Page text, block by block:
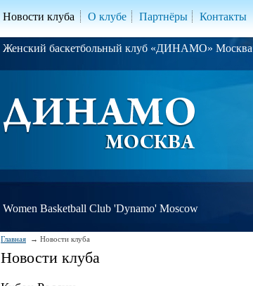
Новости клуба О клубе Партнёры Контакты
Женский баскетбольный клуб «ДИНАМО» Москва
Women Basketball Club 'Dynamo' Moscow
Главная Новости клуба
Новости клуба